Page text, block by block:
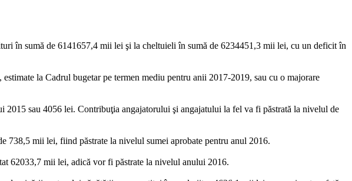
în sumă de 6141657,4 mii lei şi la cheltuieli în sumă de 6234451,3 mii lei, cu un deficit în
la Cadrul bugetar pe termen mediu pentru anii 2017-2019, sau cu o majorare
2015 sau 4056 lei. Contribuţia angajatorului şi angajatului la fel va fi păstrată la nivelul de
738,5 mii lei, fiind păstrate la nivelul sumei aprobate pentru anul 2016.
62033,7 mii lei, adică vor fi păstrate la nivelul anului 2016.